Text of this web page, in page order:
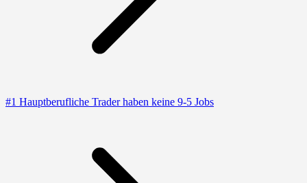
#1 Hauptberufliche Trader haben keine 9-5 Jobs